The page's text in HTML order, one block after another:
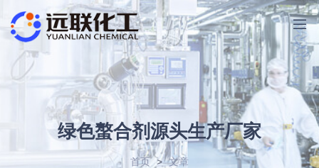
绿色螯合剂源头生产厂家
首页 > 文章